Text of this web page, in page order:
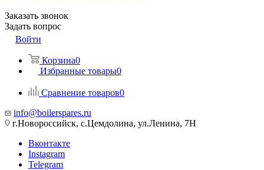
Заказать звонок
Задать вопрос
Войти
Корзина0
Избранные товары0
Сравнение товаров0
info@boilerspares.ru
г.Новороссийск, с.Цемдолина, ул.Ленина, 7Н
Вконтакте
Instagram
Telegram